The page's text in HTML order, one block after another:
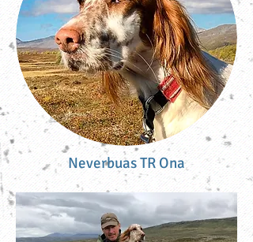
Neverbuas TR Ona